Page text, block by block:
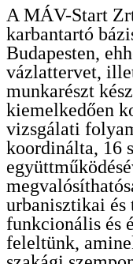
A MÁV-Start
karbantartó
Budapesten,
vázlattervet,
munkarészt
kiemelkedően
vizsgálati
koordinálta, 16
urbanisztikai és
funkcionális és
feleltünk,